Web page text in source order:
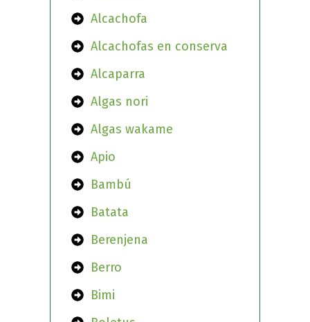
Alcachofa
Alcachofas en conserva
Alcaparra
Algas nori
Algas wakame
Apio
Bambú
Batata
Berenjena
Berro
Bimi